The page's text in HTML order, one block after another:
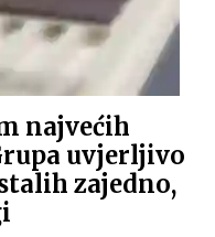
najvećih
uvjerljivo
zajedno,